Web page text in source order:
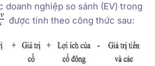
doanh nghiệp so sánh (EV) trong
được tính theo công thức sau: